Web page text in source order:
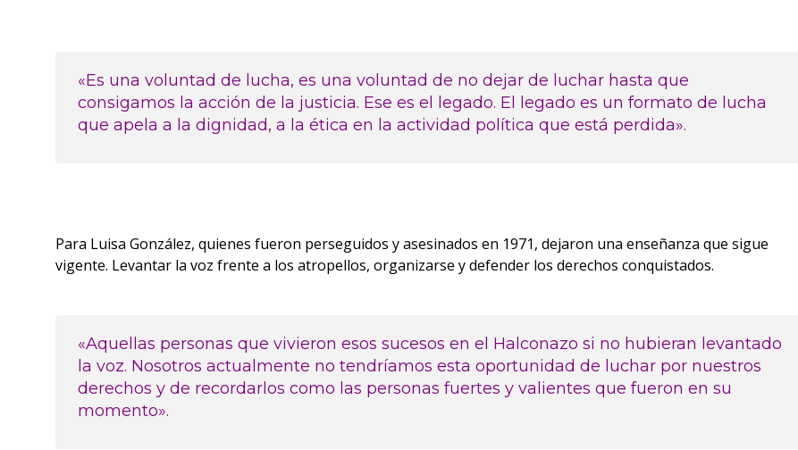
«Es una voluntad de lucha, es una voluntad de no dejar de luchar hasta que
consigamos la acción de la justicia. Ese es el legado. El legado es un formato de lucha
que apela a la dignidad, a la ética en la actividad política que está perdida».
Para Luisa González, quienes fueron perseguidos y asesinados en 1971, dejaron una enseñanza que sigue
vigente. Levantar la voz frente a los atropellos, organizarse y defender los derechos conquistados.
«Aquellas personas que vivieron esos sucesos en el Halconazo si no hubieran levantado
la voz. Nosotros actualmente no tendríamos esta oportunidad de luchar por nuestros
derechos y de recordarlos como las personas fuertes y valientes que fueron en su
momento».